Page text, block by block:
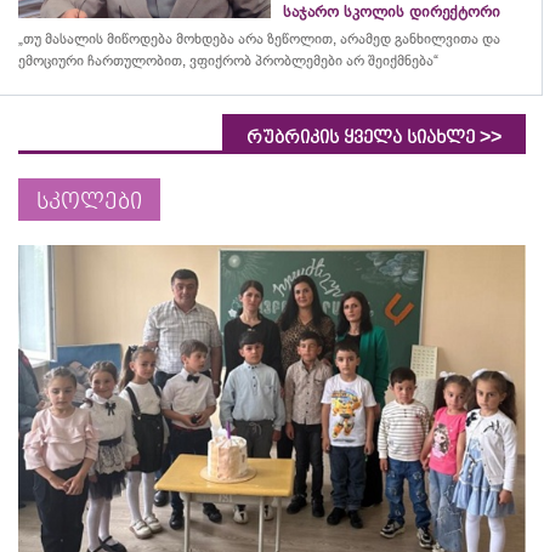
საჯარო სკოლის დირექტორი
„თუ მასალის მიწოდება მოხდება არა ზეწოლით, არამედ განხილვითა და
ემოციური ჩართულობით, ვფიქრობ პრობლემები არ შეიქმნება“
რუბრიკის ყველა სიახლე >>
სკოლები